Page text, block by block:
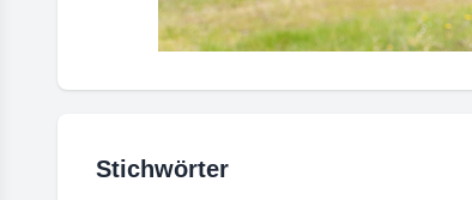
Stichwörter